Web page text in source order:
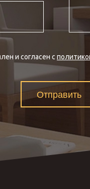
и согласен с
Отправить